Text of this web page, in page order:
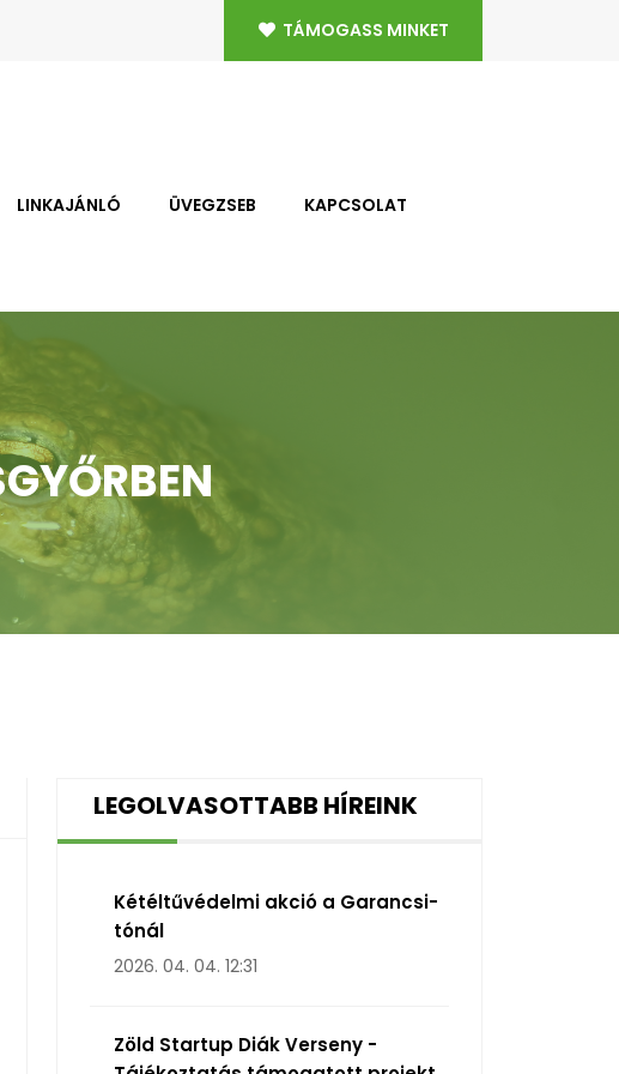
TÁMOGASS MINKET
LINKAJÁNLÓ ÜVEGZSEB KAPCSOLAT
LEGOLVASOTTABB HÍREINK
Kétéltűvédelmi akció a Garancsi-
tónál
2026. 04. 04. 12:31
Zöld Startup Diák Verseny -